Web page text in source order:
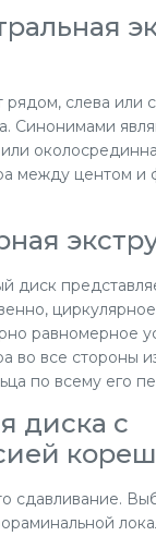
рядом, слева или
Синонимами
между центом
диск
равномерное
во все стороны
по всему его
диска с
сдавливание.